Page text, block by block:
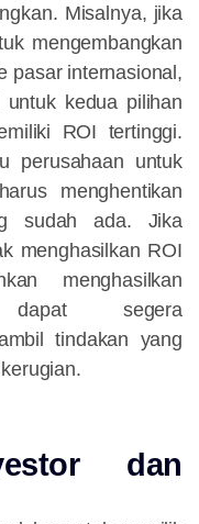
Misalnya, jika
mengembangkan
pasar internasional,
kedua pilihan
ROI tertinggi.
perusahaan untuk
menghentikan
sudah ada. Jika
menghasilkan ROI
menghasilkan
dapat segera
tindakan yang
dan